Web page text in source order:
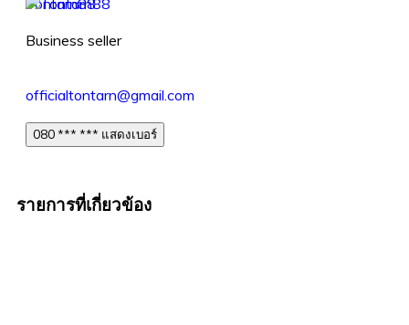
Tontarn88
Business seller
officialtontarn@gmail.com
080 *** *** แสดงเบอร์
รายการที่เกี่ยวข้อง